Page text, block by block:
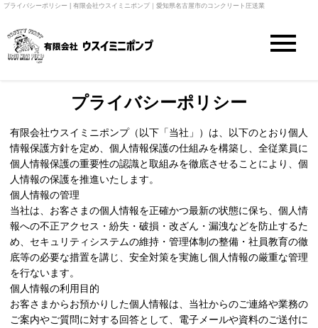
プライバシーポリシー | 有限会社ウスイミニポンプ｜愛知県名古屋市のコンクリート圧送業
プライバシーポリシー
有限会社ウスイミニポンプ（以下「当社」）は、以下のとおり個人
情報保護方針を定め、個人情報保護の仕組みを構築し、全従業員に
個人情報保護の重要性の認識と取組みを徹底させることにより、個
人情報の保護を推進いたします。
個人情報の管理
当社は、お客さまの個人情報を正確かつ最新の状態に保ち、個人情
報への不正アクセス・紛失・破損・改ざん・漏洩などを防止するた
め、セキュリティシステムの維持・管理体制の整備・社員教育の徹
底等の必要な措置を講じ、安全対策を実施し個人情報の厳重な管理
を行ないます。
個人情報の利用目的
お客さまからお預かりした個人情報は、当社からのご連絡や業務の
ご案内やご質問に対する回答として、電子メールや資料のご送付に